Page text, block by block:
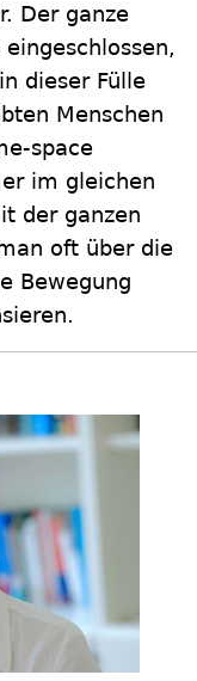
Der ganze
dieser Fülle
Menschen
space
im gleichen
der ganzen
oft über die
Bewegung